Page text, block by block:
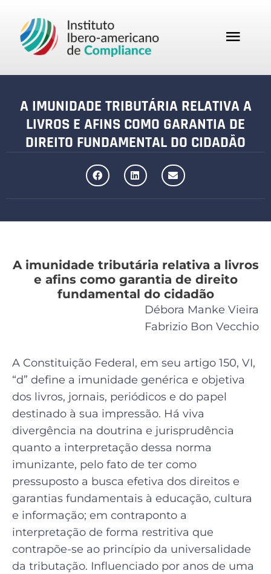
A IMUNIDADE TRIBUTÁRIA RELATIVA A
LIVROS E AFINS COMO GARANTIA DE
DIREITO FUNDAMENTAL DO CIDADÃO
A imunidade tributária relativa a livros
e afins como garantia de direito
fundamental do cidadão
Débora Manke Vieira
Fabrizio Bon Vecchio
A Constituição Federal, em seu artigo 150, VI,
“d” define a imunidade genérica e objetiva
dos livros, jornais, periódicos e do papel
destinado à sua impressão. Há viva
divergência na doutrina e jurisprudência
quanto a interpretação dessa norma
imunizante, pelo fato de ter como
pressuposto a busca efetiva dos direitos e
garantias fundamentais à educação, cultura
e informação; em contraponto a
interpretação de forma restritiva que
contrapõe-se ao princípio da universalidade
da tributação. Influenciado por anos de uma